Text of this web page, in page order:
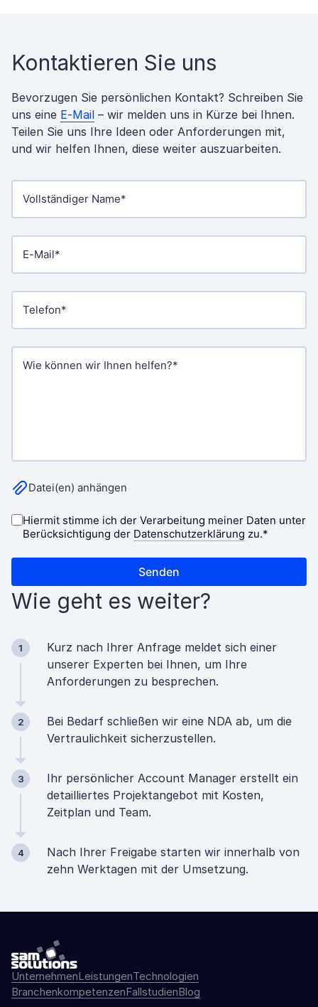
Kontaktieren Sie uns
Bevorzugen Sie persönlichen Kontakt? Schreiben Sie
uns eine E-Mail – wir melden uns in Kürze bei Ihnen.
Teilen Sie uns Ihre Ideen oder Anforderungen mit,
und wir helfen Ihnen, diese weiter auszuarbeiten.
Wie geht es weiter?
1
Kurz nach Ihrer Anfrage meldet sich einer
unserer Experten bei Ihnen, um Ihre
Anforderungen zu besprechen.
2
Bei Bedarf schließen wir eine NDA ab, um die
Vertraulichkeit sicherzustellen.
3
Ihr persönlicher Account Manager erstellt ein
detailliertes Projektangebot mit Kosten,
Zeitplan und Team.
4
Nach Ihrer Freigabe starten wir innerhalb von
zehn Werktagen mit der Umsetzung.
UnternehmenLeistungenTechnologien
BranchenkompetenzenFallstudienBlog